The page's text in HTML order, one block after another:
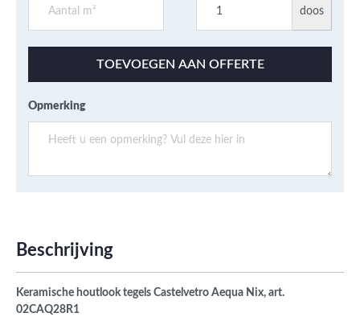
doos
TOEVOEGEN AAN OFFERTE
Opmerking
Beschrijving
Keramische houtlook tegels Castelvetro Aequa Nix, art.
02CAQ28R1